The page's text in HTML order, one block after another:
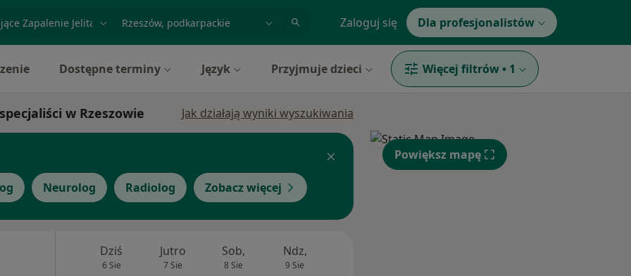
miasto lub dzielnica Zaloguj się Dla profesjonalistów
Dostępne terminy Język Przyjmuje dzieci Więcej filtrów • 1
w Rzeszowie Jak działają wyniki wyszukiwania
Neurolog Radiolog Zobacz więcej
Dziś
6 Sie
Jutro
7 Sie
Sob,
8 Sie
Ndz,
9 Sie
Powiększ mapę